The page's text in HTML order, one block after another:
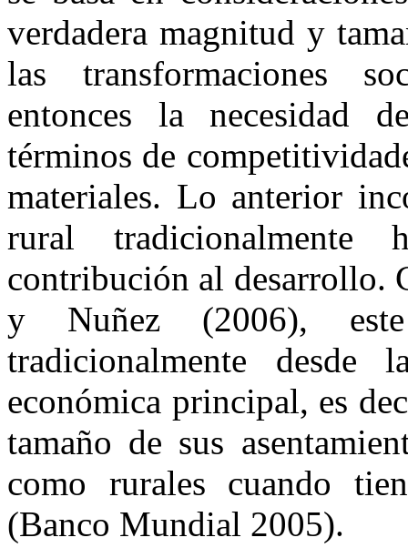
verdadera magnitud y
las transformaciones
entonces la necesidad
términos de
materiales. Lo anterior
rural
contribución al desarrollo.
y Nuñez (2006),
tradicionalmente desde
económica principal, es
tamaño de sus
como rurales cuando
(Banco Mundial 2005).